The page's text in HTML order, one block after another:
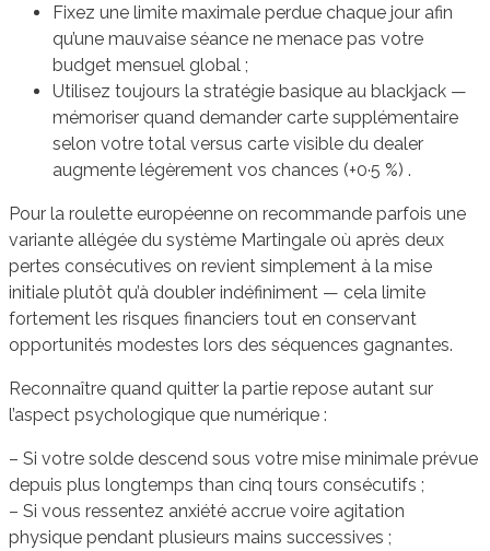
Fixez une limite maximale perdue chaque jour afin
qu’une mauvaise séance ne menace pas votre
budget mensuel global ;
Utilisez toujours la stratégie basique au blackjack —
mémoriser quand demander carte supplémentaire
selon votre total versus carte visible du dealer
augmente légèrement vos chances (+0·5 %) .
Pour la roulette européenne on recommande parfois une
variante allégée du système Martingale où après deux
pertes consécutives on revient simplement à la mise
initiale plutôt qu’à doubler indéfiniment — cela limite
fortement les risques financiers tout en conservant
opportunités modestes lors des séquences gagnantes.
Reconnaître quand quitter la partie repose autant sur
l’aspect psychologique que numérique :
– Si votre solde descend sous votre mise minimale prévue
depuis plus longtemps than cinq tours consécutifs ;
– Si vous ressentez anxiété accrue voire agitation
physique pendant plusieurs mains successives ;